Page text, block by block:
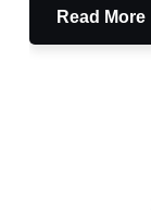
Read More